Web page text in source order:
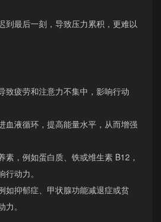
到最后一刻，导致压力累积，更难以
致疲劳和注意力不集中，影响行动
血液循环，提高能量水平，从而增强
素，例如蛋白质、铁或维生素 B12，
动力。
如抑郁症、甲状腺功能减退症或贫
。